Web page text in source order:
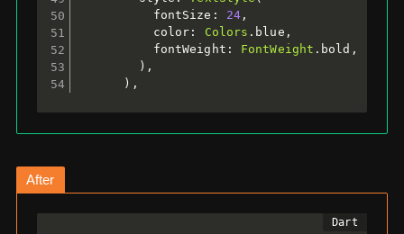
          fontSize
: 24 ,
          color
: Colors . blue ,
          fontWeight
: FontWeight . bold ,
) ,
) ,
After